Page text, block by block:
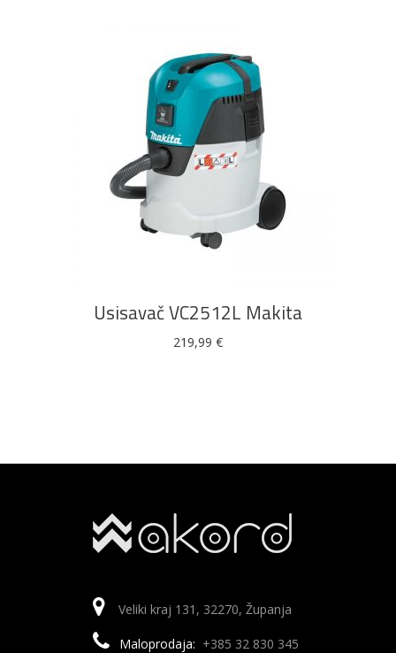
DODAJ U KOŠARICU
Usisavač VC2512L Makita
219,99 €
Veliki kraj 131, 32270, Županja
Maloprodaja: +385 32 830 345